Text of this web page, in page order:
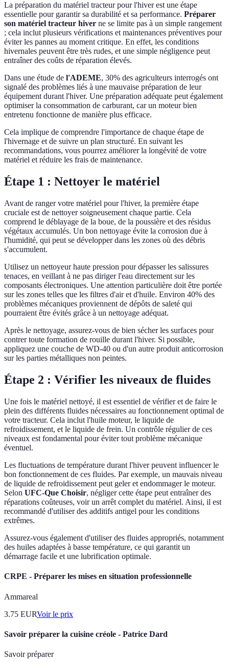
La préparation du matériel tracteur pour l'hiver est une étape
essentielle pour garantir sa durabilité et sa performance. Préparer
son matériel tracteur hiver ne se limite pas à un simple rangement
; cela inclut plusieurs vérifications et maintenances préventives pour
éviter les pannes au moment critique. En effet, les conditions
hivernales peuvent être très rudes, et une simple négligence peut
entraîner des coûts de réparation élevés.
Dans une étude de l'ADEME, 30% des agriculteurs interrogés ont
signalé des problèmes liés à une mauvaise préparation de leur
équipement durant l'hiver. Une préparation adéquate peut également
optimiser la consommation de carburant, car un moteur bien
entretenu fonctionne de manière plus efficace.
Cela implique de comprendre l'importance de chaque étape de
l'hivernage et de suivre un plan structuré. En suivant les
recommandations, vous pourrez améliorer la longévité de votre
matériel et réduire les frais de maintenance.
Étape 1 : Nettoyer le matériel
Avant de ranger votre matériel pour l'hiver, la première étape
cruciale est de nettoyer soigneusement chaque partie. Cela
comprend le déblayage de la boue, de la poussière et des résidus
végétaux accumulés. Un bon nettoyage évite la corrosion due à
l'humidité, qui peut se développer dans les zones où des débris
s'accumulent.
Utilisez un nettoyeur haute pression pour dépasser les salissures
tenaces, en veillant à ne pas diriger l'eau directement sur les
composants électroniques. Une attention particulière doit être portée
sur les zones telles que les filtres d'air et d'huile. Environ 40% des
problèmes mécaniques proviennent de dépôts de saleté qui
pourraient être évités grâce à un nettoyage adéquat.
Après le nettoyage, assurez-vous de bien sécher les surfaces pour
contrer toute formation de rouille durant l'hiver. Si possible,
appliquez une couche de WD-40 ou d'un autre produit anticorrosion
sur les parties métalliques non peintes.
Étape 2 : Vérifier les niveaux de fluides
Une fois le matériel nettoyé, il est essentiel de vérifier et de faire le
plein des différents fluides nécessaires au fonctionnement optimal de
votre tracteur. Cela inclut l'huile moteur, le liquide de
refroidissement, et le liquide de frein. Un contrôle régulier de ces
niveaux est fondamental pour éviter tout problème mécanique
éventuel.
Les fluctuations de température durant l'hiver peuvent influencer le
bon fonctionnement de ces fluides. Par exemple, un mauvais niveau
de liquide de refroidissement peut geler et endommager le moteur.
Selon UFC-Que Choisir, négliger cette étape peut entraîner des
réparations coûteuses, voir un arrêt complet du matériel. Ainsi, il est
recommandé d'utiliser des additifs antigel pour les conditions
extrêmes.
Assurez-vous également d'utiliser des fluides appropriés, notamment
des huiles adaptées à basse température, ce qui garantit un
démarrage facile et une lubrification optimale.
CRPE - Préparer les mises en situation professionnelle
Ammareal
3.75 EURVoir le prix
Savoir préparer la cuisine créole - Patrice Dard
Savoir préparer